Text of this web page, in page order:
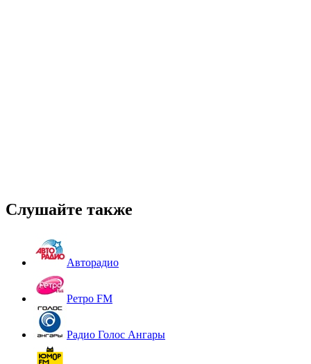
Слушайте также
Авторадио
Ретро FM
Радио Голос Ангары